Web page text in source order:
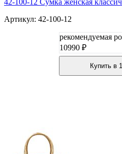
42-100-12 Сумка женская
Артикул: 42-100-12
рекомендуемая
10990 ₽
Купить в